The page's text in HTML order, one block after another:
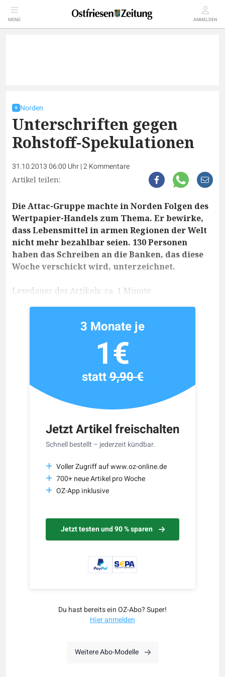
MENÜ ANMELDEN
Norden
Unterschriften gegen
Rohstoff-Spekulationen
31.10.2013 06:00 Uhr|2Kommentare
Artikel teilen:
Die Attac-Gruppe machte in Norden Folgen des
Wertpapier-Handels zum Thema. Er bewirke,
dass Lebensmittel in armen Regionen der Welt
nicht mehr bezahlbar seien. 130 Personen
haben das Schreiben an die Banken, das diese
Woche verschickt wird, unterzeichnet.
Lesedauer des Artikels: ca. 1 Minute
Jetzt Artikel freischalten
Schnell bestellt – jederzeit kündbar.
Voller Zugriff auf www.oz-online.de
700+ neue Artikel pro Woche
OZ-App inklusive
Jetzt testen und 90 % sparen
3 Monate je
1€
statt9,90 €
Du hast bereits ein OZ-Abo? Super!
Hier anmelden
Weitere Abo-Modelle